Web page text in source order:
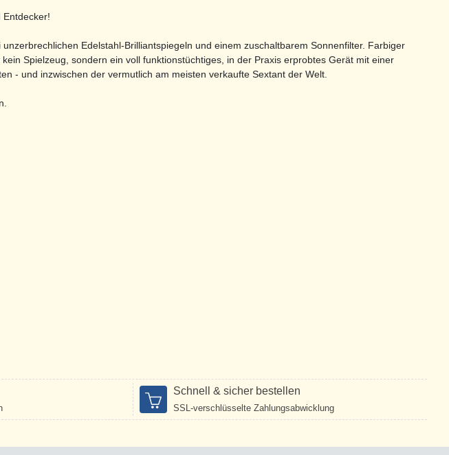
Entdecker!
Edelstahl-Brilliantspiegeln und einem zuschaltbarem Sonnenfilter. Farbiger
Spielzeug, sondern ein voll funktionstüchtiges, in der Praxis erprobtes Gerät mit einer
- und inzwischen der vermutlich am meisten verkaufte Sextant der Welt.
Schnell & sicher bestellen
SSL-verschlüsselte Zahlungsabwicklung